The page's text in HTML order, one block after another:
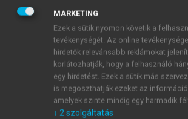
anyagok koncentrációjának
monitorozására. Feladatokat és
meghatározni. Fontos a riasztó,
rendszer kiépítése is.
Figyelmet kell fordítani arra,
helyzetről objektív információt tudjunk
tájékoztatni kell a balesetről, annak
tünetek megjelenési idejéről, a
MARKETING
Ezek a sütik nyomon követik a
tevékenységét. Az online
hirdetők relevánsabb reklámokat
korlátozhatják, hogy a felhasználó
egy hirdetést. Ezek a sütik más
is megoszthatják ezeket az
amelyek szinte mindig egy harmadik
↓ 2 szolgáltatás